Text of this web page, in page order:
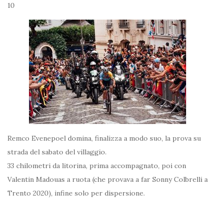
10
Remco Evenepoel domina, finalizza a modo suo, la prova su
strada del sabato del villaggio.
33 chilometri da litorina, prima accompagnato, poi con
Valentin Madouas a ruota (che provava a far Sonny Colbrelli a
Trento 2020), infine solo per dispersione.